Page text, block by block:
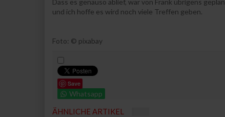
Dass es genauso ablief, war von Frank übrigens
und ich hoffe es wird noch viele Treffen geben.
Foto: © pixabay
Save
Whatsapp
ÄHNLICHE ARTIKEL